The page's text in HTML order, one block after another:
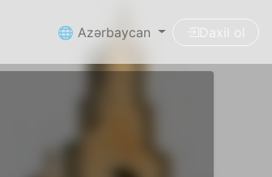
🌐 Azərbaycan Daxil ol